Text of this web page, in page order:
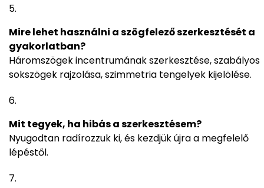
Mire lehet használni a szögfelező szerkesztését a
gyakorlatban?
Háromszögek incentrumának szerkesztése, szabályos
sokszögek rajzolása, szimmetria tengelyek kijelölése.
Mit tegyek, ha hibás a szerkesztésem?
Nyugodtan radírozzuk ki, és kezdjük újra a megfelelő
lépéstől.